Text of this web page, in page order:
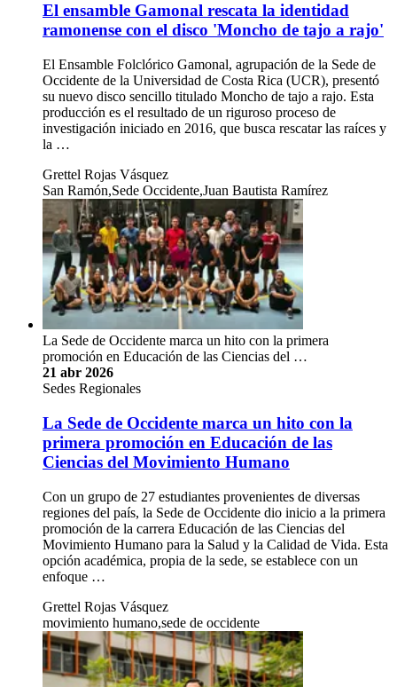
El ensamble Gamonal rescata la identidad
ramonense con el disco 'Moncho de tajo a rajo'
El Ensamble Folclórico Gamonal, agrupación de la Sede de
Occidente de la Universidad de Costa Rica (UCR), presentó
su nuevo disco sencillo titulado Moncho de tajo a rajo. Esta
producción es el resultado de un riguroso proceso de
investigación iniciado en 2016, que busca rescatar las raíces y
la …
Grettel Rojas Vásquez
San Ramón,Sede Occidente,Juan Bautista Ramírez
La Sede de Occidente marca un hito con la primera
promoción en Educación de las Ciencias del …
21 abr 2026
Sedes Regionales
La Sede de Occidente marca un hito con la
primera promoción en Educación de las
Ciencias del Movimiento Humano
Con un grupo de 27 estudiantes provenientes de diversas
regiones del país, la Sede de Occidente dio inicio a la primera
promoción de la carrera Educación de las Ciencias del
Movimiento Humano para la Salud y la Calidad de Vida. Esta
opción académica, propia de la sede, se establece con un
enfoque …
Grettel Rojas Vásquez
movimiento humano,sede de occidente